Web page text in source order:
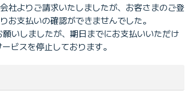
社よりご請求いたしましたが、お客さまのご登
お支払いの確認ができませんでした。
いしましたが、期日までにお支払いいただけ
ビスを停止しております。